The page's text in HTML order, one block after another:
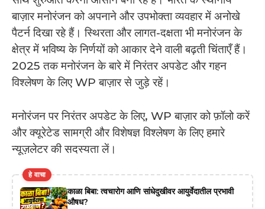
बाज़ार मनोरंजन को अपनाने और उपभोक्ता व्यवहार में अनोखे
पैटर्न दिखा रहे हैं। स्थिरता और लागत-दक्षता भी मनोरंजन के
क्षेत्र में भविष्य के निर्णयों को आकार देने वाली बढ़ती चिंताएँ हैं।
2025 तक मनोरंजन के बारे में निरंतर अपडेट और गहन
विश्लेषण के लिए WP बाज़ार से जुड़े रहें।
मनोरंजन पर निरंतर अपडेट के लिए, WP बाज़ार को फ़ॉलो करें
और क्यूरेटेड सामग्री और विशेषज्ञ विश्लेषण के लिए हमारे
न्यूज़लेटर की सदस्यता लें।
हे वाचा
काळा बिबा: त्वचारोग आणि सांधेदुखीवर आयुर्वेदातील प्रभावी
औषध?